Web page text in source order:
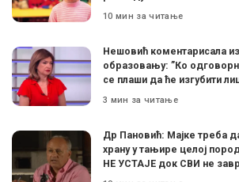
10 мин за читање
Нешовић коментарисала
образовању: ”Ко
се плаши да ће изгубити
3 мин за читање
Др Пановић: Мајке треба
храну у тањире целој
НЕ УСТАЈЕ док СВИ не